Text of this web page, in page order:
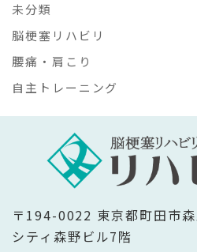
未分類
脳梗塞リハビリ
腰痛・肩こり
自主トレーニング
〒194-0022 東京都町田市
シティ森野ビル7階